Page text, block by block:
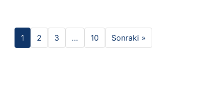
1 2 3 … 10 Sonraki »